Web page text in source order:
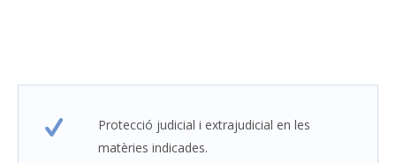
Protecció judicial i extrajudicial en les
matèries indicades.